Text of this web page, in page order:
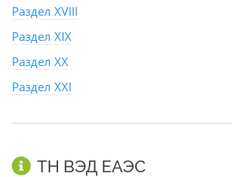
Раздел XVIII
Раздел XIX
Раздел XX
Раздел XXI
ТН ВЭД ЕАЭС